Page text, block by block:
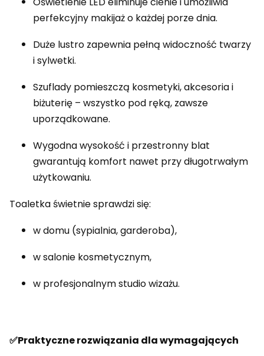
perfekcyjny makijaż o każdej porze dnia.
Duże lustro zapewnia pełną widoczność twarzy
i sylwetki.
Szuflady pomieszczą kosmetyki, akcesoria i
biżuterię – wszystko pod ręką, zawsze
uporządkowane.
Wygodna wysokość i przestronny blat
gwarantują komfort nawet przy długotrwałym
użytkowaniu.
Toaletka świetnie sprawdzi się:
w domu (sypialnia, garderoba),
w salonie kosmetycznym,
w profesjonalnym studio wizażu.
✅Praktyczne rozwiązania dla wymagających